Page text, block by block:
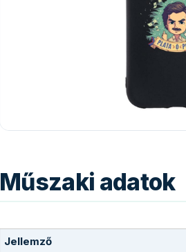
Műszaki adatok
Jellemző